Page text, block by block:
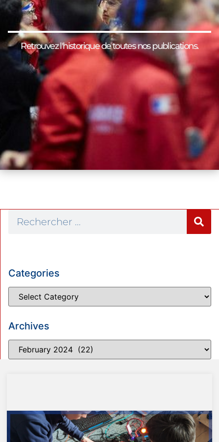
Retrouvez l'historique de toutes nos publications.
Categories
Archives